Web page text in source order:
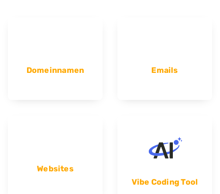
Domeinnamen Emails
Websites
Vibe Coding Tool